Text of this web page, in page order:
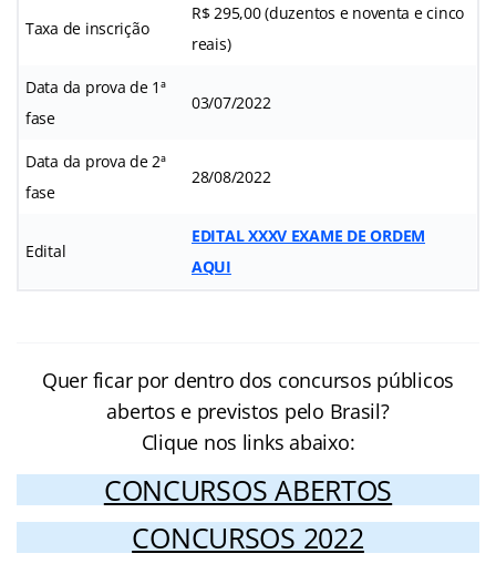
Taxa de inscrição
R$ 295,00 (duzentos e noventa e cinco
reais)
Data da prova de 1ª
fase
03/07/2022
Data da prova de 2ª
fase
28/08/2022
Edital
EDITAL XXXV EXAME DE ORDEM
AQUI
Quer ficar por dentro dos concursos públicos
abertos e previstos pelo Brasil?
Clique nos links abaixo:
CONCURSOS ABERTOS
CONCURSOS 2022